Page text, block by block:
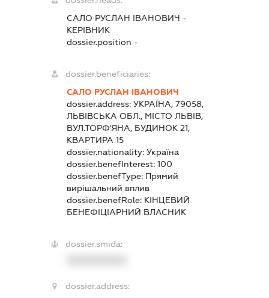
САЛО РУСЛАН ІВАНОВИЧ -
КЕРІВНИК
dossier.position -
dossier.beneficiaries:
САЛО РУСЛАН ІВАНОВИЧ
dossier.address: УКРАЇНА, 79058,
ЛЬВІВСЬКА ОБЛ., МІСТО ЛЬВІВ,
ВУЛ.ТОРФ'ЯНА, БУДИНОК 21,
КВАРТИРА 15
dossier.nationality: Україна
dossier.benefInterest: 100
dossier.benefType: Прямий
вирішальний вплив
dossier.benefRole: КІНЦЕВИЙ
БЕНЕФІЦІАРНИЙ ВЛАСНИК
dossier.smida:
dossier.address: